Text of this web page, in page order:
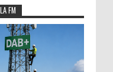
FM